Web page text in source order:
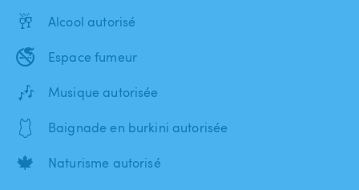
🥂 Alcool autorisé
🚭 Espace fumeur
🎶 Musique autorisée
🩱 Baignade en burkini autorisée
🍁 Naturisme autorisé